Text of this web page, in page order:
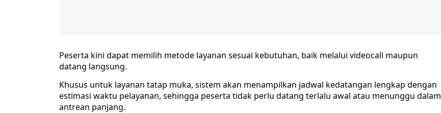
Peserta kini dapat memilih metode layanan sesuai kebutuhan, baik melalui videocall maupun
datang langsung.
Khusus untuk layanan tatap muka, sistem akan menampilkan jadwal kedatangan lengkap dengan
estimasi waktu pelayanan, sehingga peserta tidak perlu datang terlalu awal atau menunggu dalam
antrean panjang.